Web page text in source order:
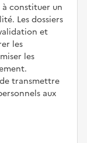
à constituer un
Les dossiers
et
les
les
transmettre
aux